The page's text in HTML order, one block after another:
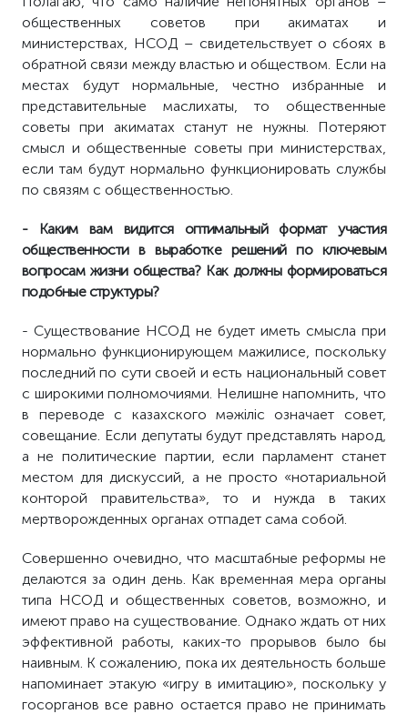
общественных советов при акиматах и
министерствах, НСОД – свидетельствует о сбоях в
обратной связи между властью и обществом. Если на
местах будут нормальные, честно избранные и
представительные маслихаты, то общественные
советы при акиматах станут не нужны. Потеряют
смысл и общественные советы при министерствах,
если там будут нормально функционировать службы
по связям с общественностью.
- Каким вам видится оптимальный формат участия
общественности в выработке решений по ключевым
вопросам жизни общества? Как должны формироваться
подобные структуры?
- Существование НСОД не будет иметь смысла при
нормально функционирующем мажилисе, поскольку
последний по сути своей и есть национальный совет
с широкими полномочиями. Нелишне напомнить, что
в переводе с казахского мәжіліс означает совет,
совещание. Если депутаты будут представлять народ,
а не политические партии, если парламент станет
местом для дискуссий, а не просто «нотариальной
конторой правительства», то и нужда в таких
мертворожденных органах отпадет сама собой.
Совершенно очевидно, что масштабные реформы не
делаются за один день. Как временная мера органы
типа НСОД и общественных советов, возможно, и
имеют право на существование. Однако ждать от них
эффективной работы, каких-то прорывов было бы
наивным. К сожалению, пока их деятельность больше
напоминает этакую «игру в имитацию», поскольку у
госорганов все равно остается право не принимать